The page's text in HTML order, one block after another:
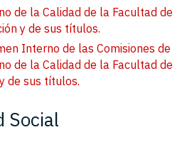
de la Calidad de la Facultad de
y de sus títulos.
Interno de las Comisiones de
de la Calidad de la Facultad de
de sus títulos.
Social